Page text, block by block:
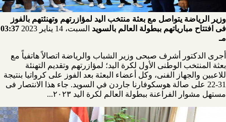
وزير الرياضة يتواصل مع بعثة منتخب اليد لمؤازرتهم وتهنئتهم بالفوز
فى افتتاح مبارياتهم ببطولة العالم بالسويد السبت، 14 يناير 2023
03:37
مـ
أجرى الدكتور أشرف صبحى وزير الشباب والرياضة اتصالاً هاتفياً مع
بعثة المنتخب الوطنى الأول لكرة اليد؛ لمؤازرتهم وتقديم التهنئة
للاعبين والجهاز الفنى، وكل أعضاء البعثة بعد الفوز على كرواتيا بنتيجة
31-22 على صالة هوسكوفارنا جاردن في السويد. جاء هذا الانتصار فى
مستهل مشوار الفراعنة ببطولة العالم لكرة اليد ٢٠٢٣...